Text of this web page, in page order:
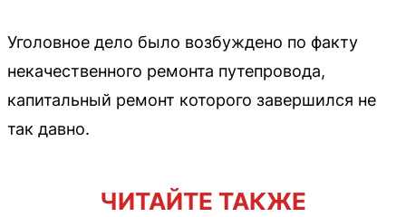
Уголовное дело было возбуждено по факту
некачественного ремонта путепровода,
капитальный ремонт которого завершился не
так давно.
ЧИТАЙТЕ ТАКЖЕ